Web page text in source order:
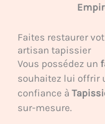
Faites restaurer
artisan tapissier
Vous possédez un
souhaitez lui offrir
confiance à
sur-mesure.